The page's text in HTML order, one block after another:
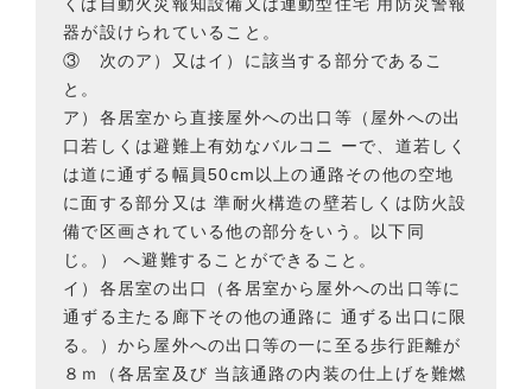
くは自動火災報知設備又は連動型住宅 用防災警報
器が設けられていること。
③ 次のア）又はイ）に該当する部分であるこ
と。
ア）各居室から直接屋外への出口等（屋外への出
口若しくは避難上有効なバルコニ ーで、道若しく
は道に通ずる幅員50cm以上の通路その他の空地
に面する部分又は 準耐火構造の壁若しくは防火設
備で区画されている他の部分をいう。以下同
じ。） へ避難することができること。
イ）各居室の出口（各居室から屋外への出口等に
通ずる主たる廊下その他の通路に 通ずる出口に限
る。）から屋外への出口等の一に至る歩行距離が
８ｍ（各居室及び 当該通路の内装の仕上げを難燃